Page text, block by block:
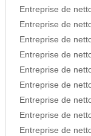
Entreprise de
Entreprise de
Entreprise de
Entreprise de
Entreprise de
Entreprise de
Entreprise de
Entreprise de
Entreprise de